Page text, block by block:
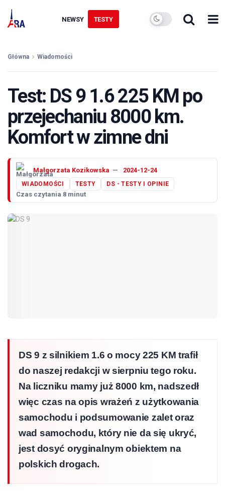
NEWSY TESTY
Główna Wiadomości
Test: DS 9 1.6 225 KM po
przejechaniu 8000 km.
Komfort w zimne dni
Małgorzata Kozikowska 2024-12-24
WIADOMOŚCI TESTY DS - TESTY I OPINIE
Czas czytania 8 minut
DS 9 z silnikiem 1.6 o mocy 225 KM trafił
do naszej redakcji w sierpniu tego roku.
Na liczniku mamy już 8000 km, nadszedł
więc czas na opis wrażeń z użytkowania
samochodu i podsumowanie zalet oraz
wad samochodu, który nie da się ukryć,
jest dosyć oryginalnym obiektem na
polskich drogach.